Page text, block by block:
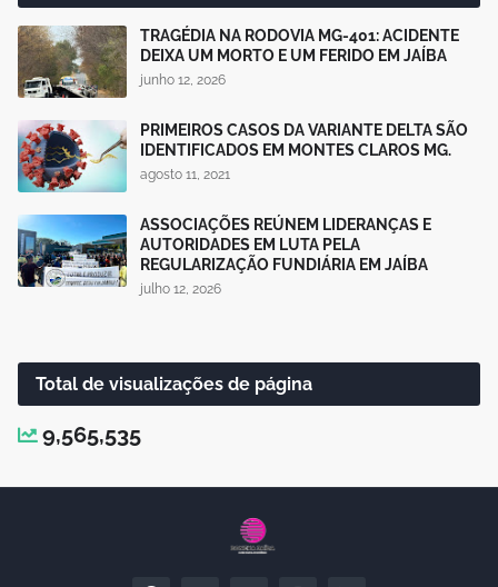
TRAGÉDIA NA RODOVIA MG-401: ACIDENTE
DEIXA UM MORTO E UM FERIDO EM JAÍBA
junho 12, 2026
PRIMEIROS CASOS DA VARIANTE DELTA SÃO
IDENTIFICADOS EM MONTES CLAROS MG.
agosto 11, 2021
ASSOCIAÇÕES REÚNEM LIDERANÇAS E
AUTORIDADES EM LUTA PELA
REGULARIZAÇÃO FUNDIÁRIA EM JAÍBA
julho 12, 2026
Total de visualizações de página
9,565,535